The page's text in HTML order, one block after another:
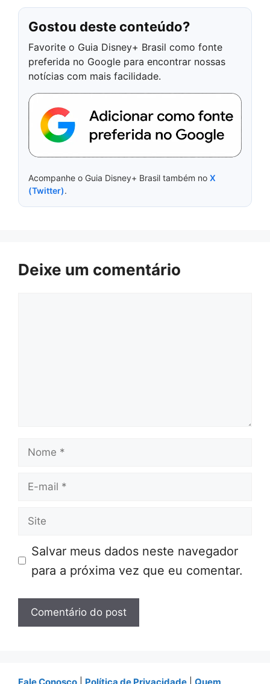
Gostou deste conteúdo?
Favorite o Guia Disney+ Brasil como fonte
preferida no Google para encontrar nossas
notícias com mais facilidade.
Acompanhe o Guia Disney+ Brasil também no X
(Twitter).
Deixe um comentário
Nome
E-
Site
Salvar meus dados neste navegador
para a próxima vez que eu comentar.